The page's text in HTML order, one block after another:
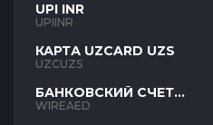
UPI INR
UPIINR
КАРТА UZCARD UZS
UZCUZS
БАНКОВСКИЙ СЧЕТ
AED
WIREAED